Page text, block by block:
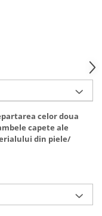
celor doua
capete ale
din piele/